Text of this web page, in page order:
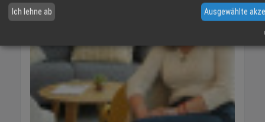
Ich lehne ab Ausgewählte